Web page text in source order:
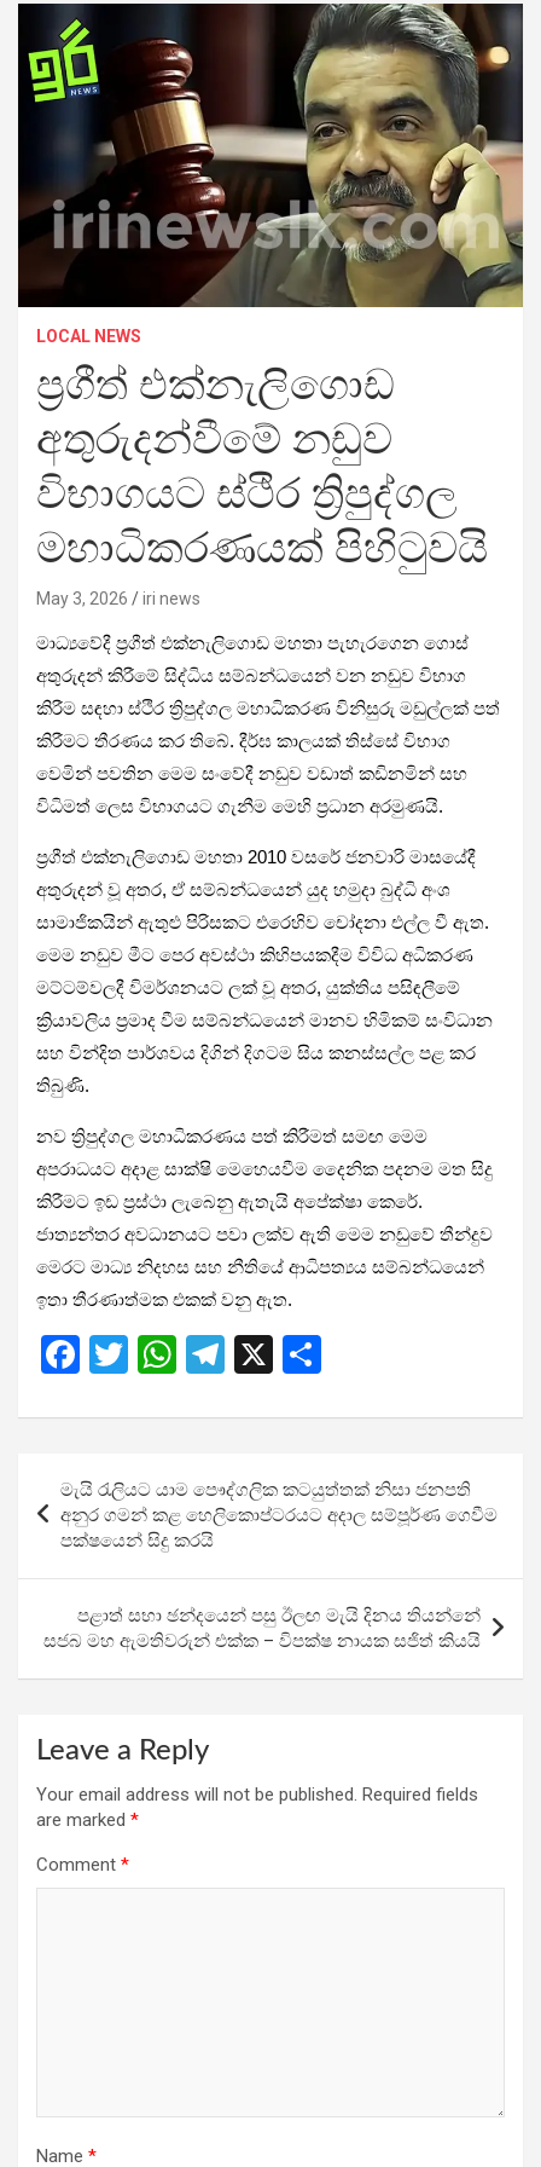
LOCAL NEWS
ප්‍රගීත් එක්නැලිගොඩ
අතුරුදන්වීමේ නඩුව
විභාගයට ස්ථිර ත්‍රිපුද්ගල
මහාධිකරණයක් පිහිටුවයි
May 3, 2026 iri news
මාධ්‍යවේදී ප්‍රගීත් එක්නැලිගොඩ මහතා පැහැරගෙන ගොස්
අතුරුදන් කිරීමේ සිද්ධිය සම්බන්ධයෙන් වන නඩුව විභාග
කිරීම සඳහා ස්ථිර ත්‍රිපුද්ගල මහාධිකරණ විනිසුරු මඩුල්ලක් පත්
කිරීමට තීරණය කර තිබේ. දීර්ඝ කාලයක් තිස්සේ විභාග
වෙමින් පවතින මෙම සංවේදී නඩුව වඩාත් කඩිනමින් සහ
විධිමත් ලෙස විභාගයට ගැනීම මෙහි ප්‍රධාන අරමුණයි.
ප්‍රගීත් එක්නැලිගොඩ මහතා 2010 වසරේ ජනවාරි මාසයේදී
අතුරුදන් වූ අතර, ඒ සම්බන්ධයෙන් යුද හමුදා බුද්ධි අංශ
සාමාජිකයින් ඇතුළු පිරිසකට එරෙහිව චෝදනා එල්ල වී ඇත.
මෙම නඩුව මීට පෙර අවස්ථා කිහිපයකදීම විවිධ අධිකරණ
මට්ටම්වලදී විමර්ශනයට ලක් වූ අතර, යුක්තිය පසිඳලීමේ
ක්‍රියාවලිය ප්‍රමාද වීම සම්බන්ධයෙන් මානව හිමිකම් සංවිධාන
සහ වින්දිත පාර්ශවය දිගින් දිගටම සිය කනස්සල්ල පළ කර
තිබුණි.
නව ත්‍රිපුද්ගල මහාධිකරණය පත් කිරීමත් සමඟ මෙම
අපරාධයට අදාළ සාක්ෂි මෙහෙයවීම දෛනික පදනම මත සිදු
කිරීමට ඉඩ ප්‍රස්ථා ලැබෙනු ඇතැයි අපේක්ෂා කෙරේ.
ජාත්‍යන්තර අවධානයට පවා ලක්ව ඇති මෙම නඩුවේ තීන්දුව
මෙරට මාධ්‍ය නිදහස සහ නීතියේ ආධිපත්‍යය සම්බන්ධයෙන්
ඉතා තීරණාත්මක එකක් වනු ඇත.
F
ce
b
o
o
k
T
tt
er
W
at
s
A
p
p
T
e
gr
a
X
ar
e
navigation
මැයි රැලියට යාම පෞද්ගලික කටයුත්තක් නිසා ජනපති
අනුර ගමන් කළ හෙලිකොප්ටරයට අදාල සම්පූර්ණ ගෙවීම
පක්ෂයෙන් සිදු කරයි
පළාත් සභා ඡන්දයෙන් පසු ඊලඟ මැයි දිනය තියන්නේ
සජබ මහ ඇමතිවරුන් එක්ක – විපක්ෂ නායක සජිත් කියයි
Leave a Reply
Your email address will not be published. Required fields
are marked *
Comment *
Name *